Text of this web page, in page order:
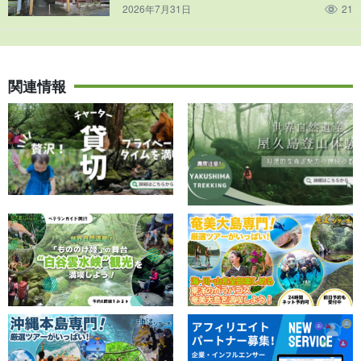
2026年7月31日 21
関連情報